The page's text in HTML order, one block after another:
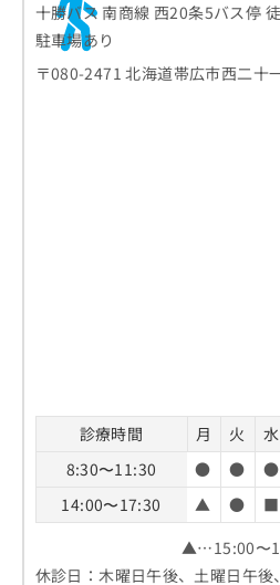
十勝バス 南商線 西20条5バス停
駐車場あり
〒080-2471 北海道帯広市西二十
診療時間 月 火 水
8:30〜11:30
● ● ●
14:00〜17:30
▲ ● ■
▲…15:00〜
休診日：木曜日午後、土曜日午